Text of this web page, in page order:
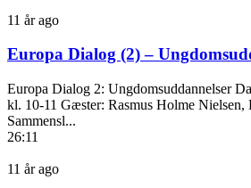
11 år ago
Europa Dialog (2) –
Europa Dialog 2: Ungdomsuddannelser
kl. 10-11 Gæster: Rasmus Holme Nielsen,
Sammensl...
26:11
11 år ago